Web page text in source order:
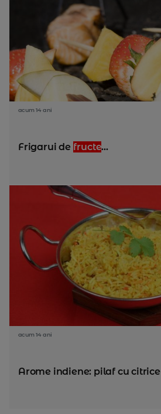
acum 14 ani
Frigarui de fructe...
acum 14 ani
Arome indiene: pilaf cu citrice